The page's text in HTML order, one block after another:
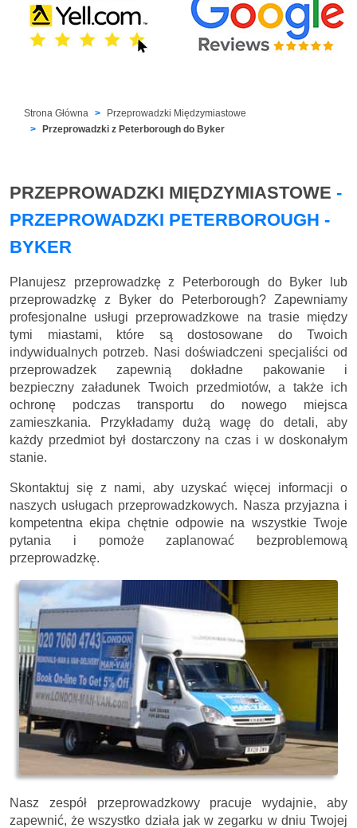
Strona Główna
Przeprowadzki Międzymiastowe
Przeprowadzki z Peterborough do Byker
PRZEPROWADZKI MIĘDZYMIASTOWE -
PRZEPROWADZKI PETERBOROUGH -
BYKER
Planujesz przeprowadzkę z Peterborough do Byker lub
przeprowadzkę z Byker do Peterborough? Zapewniamy
profesjonalne usługi przeprowadzkowe na trasie między
tymi miastami, które są dostosowane do Twoich
indywidualnych potrzeb. Nasi doświadczeni specjaliści od
przeprowadzek zapewnią dokładne pakowanie i
bezpieczny załadunek Twoich przedmiotów, a także ich
ochronę podczas transportu do nowego miejsca
zamieszkania. Przykładamy dużą wagę do detali, aby
każdy przedmiot był dostarczony na czas i w doskonałym
stanie.
Skontaktuj się z nami, aby uzyskać więcej informacji o
naszych usługach przeprowadzkowych. Nasza przyjazna i
kompetentna ekipa chętnie odpowie na wszystkie Twoje
pytania i pomoże zaplanować bezproblemową
przeprowadzkę.
Nasz zespół przeprowadzkowy pracuje wydajnie, aby
zapewnić, że wszystko działa jak w zegarku w dniu Twojej